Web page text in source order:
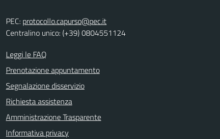
PEC: protocollo.capurso@pec.it
Centralino unico: (+39) 0804551124
Leggi le FAQ
Prenotazione appuntamento
Segnalazione disservizio
Richiesta assistenza
Amministrazione Trasparente
Informativa privacy